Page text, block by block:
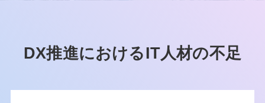
DX推進におけるIT人材の不足